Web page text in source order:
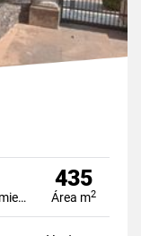
Estacionamiento
435
Área m2